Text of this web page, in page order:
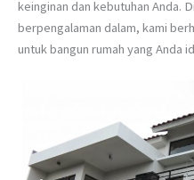
keinginan dan kebutuhan Anda.
berpengalaman dalam, kami
untuk bangun rumah yang Anda